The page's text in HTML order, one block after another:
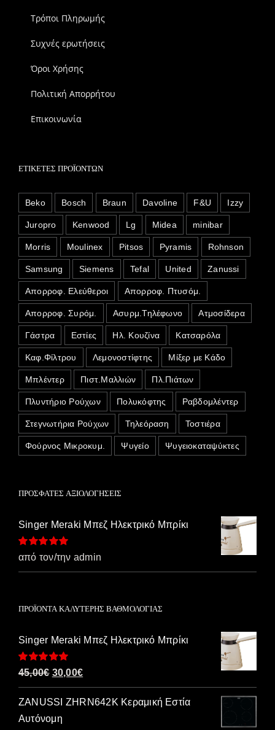
Τρόποι Πληρωμής
Συχνές ερωτήσεις
Όροι Χρήσης
Πολιτική Απορρήτου
Επικοινωνία
ΕΤΙΚΈΤΕΣ ΠΡΟΪΌΝΤΩΝ
Beko Bosch Braun Davoline F&U Izzy
Juropro Kenwood Lg Midea minibar
Morris Moulinex Pitsos Pyramis Rohnson
Samsung Siemens Tefal United Zanussi
Απορροφ. Ελεύθεροι Απορροφ. Πτυσόμ.
Απορροφ. Συρόμ. Ασυρμ.Τηλέφωνο Ατμοσίδερα
Γάστρα Εστίες Ηλ. Κουζίνα Κατσαρόλα
Καφ.Φίλτρου Λεμονοστίφτης Μίξερ με Κάδο
Μπλέντερ Πιστ.Μαλλιών Πλ.Πιάτων
Πλυντήριο Ρούχων Πολυκόφτης Ραβδομλέντερ
Στεγνωτήρια Ρούχων Τηλεόραση Τοστιέρα
Φούρνος Μικροκυμ. Ψυγείο Ψυγειοκαταψύκτες
ΠΡΌΣΦΑΤΕΣ ΑΞΙΟΛΟΓΉΣΕΙΣ
Singer Meraki Μπεζ Ηλεκτρικό Μπρίκι
Βαθμολογήθηκε
από τον/την admin
ΠΡΟΪΌΝΤΑ ΚΑΛΎΤΕΡΗΣ ΒΑΘΜΟΛΟΓΊΑΣ
Singer Meraki Μπεζ Ηλεκτρικό Μπρίκι
Βαθμολογήθηκε
45,00€ Original
price
was:
45,00€.
30,00€Η
τρέχουσα
τιμή
ZANUSSI ZHRN642K Κεραμική Εστία
Αυτόνομη